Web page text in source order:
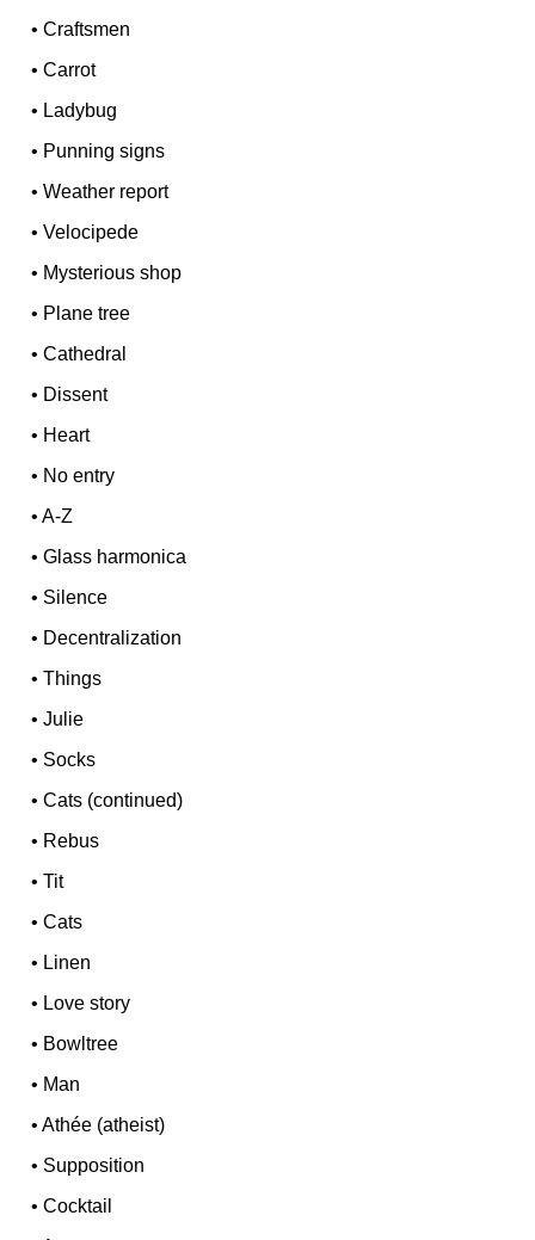
•Craftsmen
•Carrot
• Ladybug
• Punning signs
•Weather report
•Velocipede
• Mysterious shop
• Plane tree
•Cathedral
• Dissent
• Heart
• No entry
•A-Z
•Glass harmonica
• Silence
• Decentralization
•Things
•Julie
• Socks
•Cats (continued)
• Rebus
•Tit
•Cats
• Linen
• Love story
• Bowltree
• Man
•Athée (atheist)
• Supposition
•Cocktail